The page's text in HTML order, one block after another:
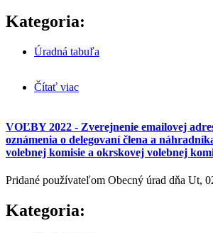
Kategoria:
Úradná tabuľa
Čítať viac
VOĽBY 2022 - Zverejnenie emailovej
oznámenia o delegovaní člena a
volebnej komisie a okrskovej volebnej
Pridané používateľom Obecný úrad dňa Ut,
Kategoria: